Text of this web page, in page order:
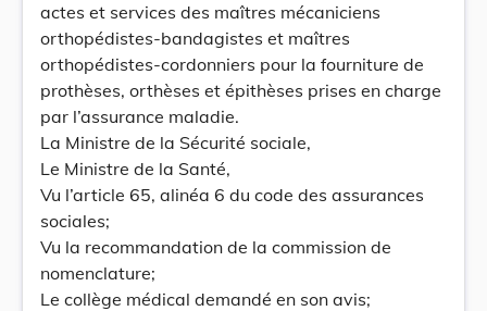
actes et services des maîtres mécaniciens
orthopédistes-bandagistes et maîtres
orthopédistes-cordonniers pour la fourniture de
prothèses, orthèses et épithèses prises en charge
par l’assurance maladie.
La Ministre de la Sécurité sociale,
Le Ministre de la Santé,
Vu l’article 65, alinéa 6 du code des assurances
sociales;
Vu la recommandation de la commission de
nomenclature;
Le collège médical demandé en son avis;